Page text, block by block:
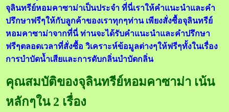
จุลินทรีย์หอมคาซาม่าเป็นประจำ ที่นี่เราให้คำแนะนำและคำ
ปรึกษาฟรีๆให้กับลูกค้าของเราทุกๆท่าน เพียงสั่งซื้อจุลินทรีย์
หอมคาซาม่าจากที่นี่ ท่านจะได้รับคำแนะนำและคำปรึกษา
ฟรีๆตลอดเวลาที่สั่งซื้อ วิเคราะห์ข้อมูลต่างๆให้ฟรีๆทั้งในเรื่อง
การบำบัดน้ำเสียและการดับกลิ่นบำบัดกลิ่น
คุณสมบัติของจุลินทรีย์หอมคาซาม่า เน้น
หลักๆใน 2 เรื่อง